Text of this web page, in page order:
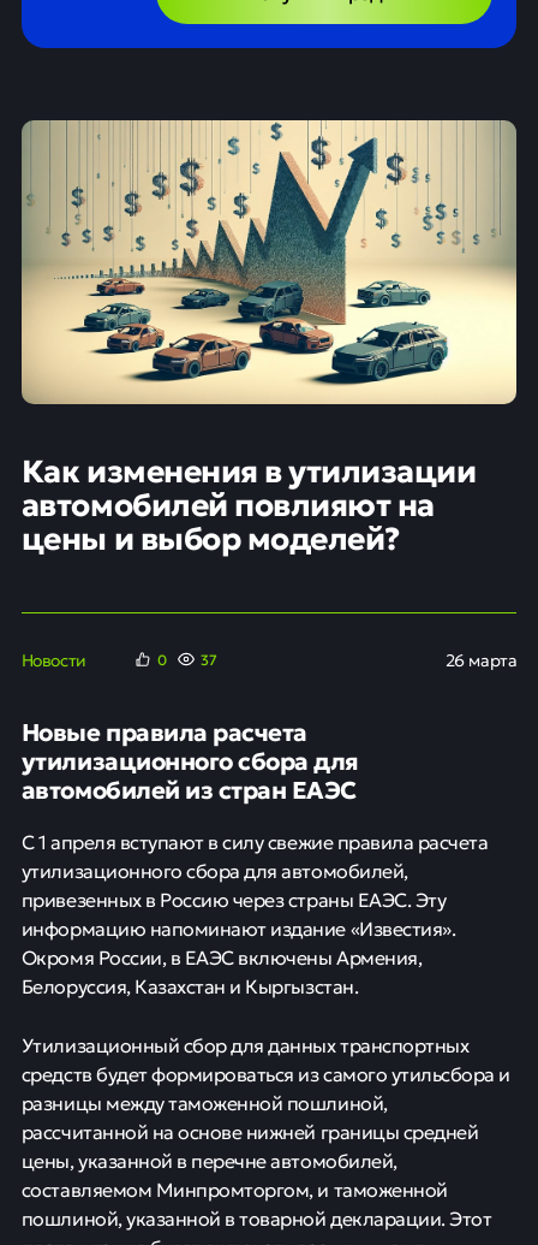
Как изменения в утилизации
автомобилей повлияют на
цены и выбор моделей?
Новости 0 37 26 марта
Новые правила расчета
утилизационного сбора для
автомобилей из стран ЕАЭС
С 1 апреля вступают в силу свежие правила расчета
утилизационного сбора для автомобилей,
привезенных в Россию через страны ЕАЭС. Эту
информацию напоминают издание «Известия».
Окромя России, в ЕАЭС включены Армения,
Белоруссия, Казахстан и Кыргызстан.
Утилизационный сбор для данных транспортных
средств будет формироваться из самого утильсбора и
разницы между таможенной пошлиной,
рассчитанной на основе нижней границы средней
цены, указанной в перечне автомобилей,
составляемом Минпромторгом, и таможенной
пошлиной, указанной в товарной декларации. Этот